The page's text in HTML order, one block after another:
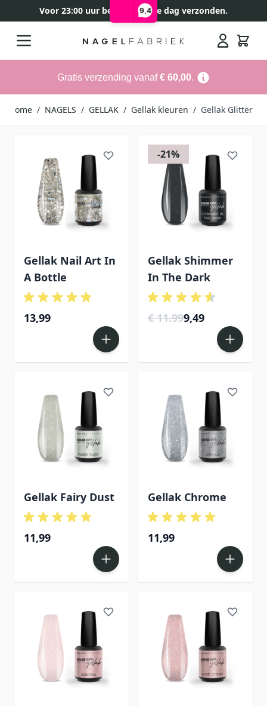
9,4
Voor 23:00 uur besteld, zelfde dag verzonden.
Gratis verzending vanaf€ 60,00.
Home / NAGELS / GELLAK / Gellak kleuren / Gellak Glitter
Gellak Nail Art In
A Bottle
13,99
-21%
Gellak Shimmer
In The Dark
€ 11.999,49
Gellak Fairy Dust
11,99
Gellak Chrome
11,99